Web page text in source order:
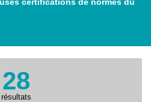
28
résultats